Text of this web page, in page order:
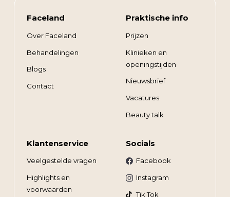
Faceland
Over Faceland
Behandelingen
Blogs
Contact
Praktische info
Prijzen
Klinieken en
openingstijden
Nieuwsbrief
Vacatures
Beauty talk
Klantenservice
Veelgestelde vragen
Highlights en
voorwaarden
Socials
Facebook
Instagram
Tik Tok